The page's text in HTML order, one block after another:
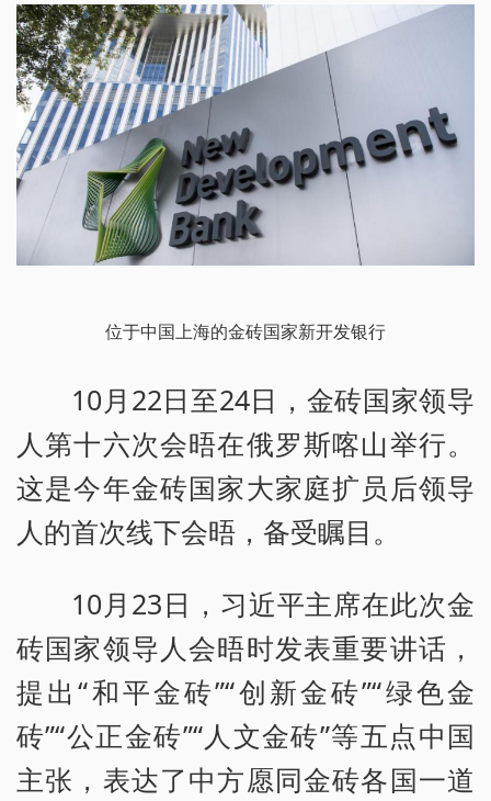
位于中国上海的金砖国家新开发银行
10月22日至24日，金砖国家领导
人第十六次会晤在俄罗斯喀山举行。
这是今年金砖国家大家庭扩员后领导
人的首次线下会晤，备受瞩目。
10月23日，习近平主席在此次金
砖国家领导人会晤时发表重要讲话，
提出“和平金砖”“创新金砖”“绿色金
砖”“公正金砖”“人文金砖”等五点中国
主张，表达了中方愿同金砖各国一道